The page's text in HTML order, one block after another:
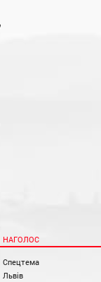
НАГОЛОС
Спецтема
Львів